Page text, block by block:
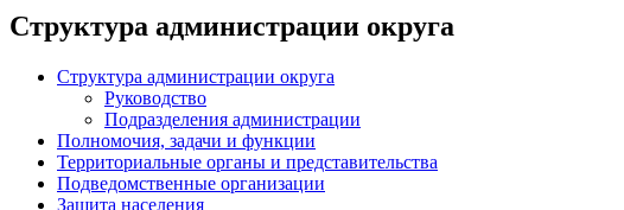
Структура администрации округа
Структура администрации округа
Руководство
Подразделения администрации
Полномочия, задачи и функции
Территориальные органы и представительства
Подведомственные организации
Защита населения